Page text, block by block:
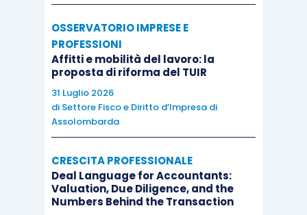
OSSERVATORIO IMPRESE E
PROFESSIONI
Affitti e mobilità del lavoro: la
proposta di riforma del TUIR
31 Luglio 2026
di Settore Fisco e Diritto d’Impresa di
Assolombarda
CRESCITA PROFESSIONALE
Deal Language for Accountants:
Valuation, Due Diligence, and the
Numbers Behind the Transaction